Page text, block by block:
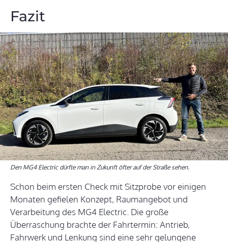
Fazit
Den MG4 Electric dürfte man in Zukunft öfter auf der Straße sehen.
Schon beim ersten Check mit Sitzprobe vor einigen
Monaten gefielen Konzept, Raumangebot und
Verarbeitung des MG4 Electric. Die große
Überraschung brachte der Fahrtermin: Antrieb,
Fahrwerk und Lenkung sind eine sehr gelungene